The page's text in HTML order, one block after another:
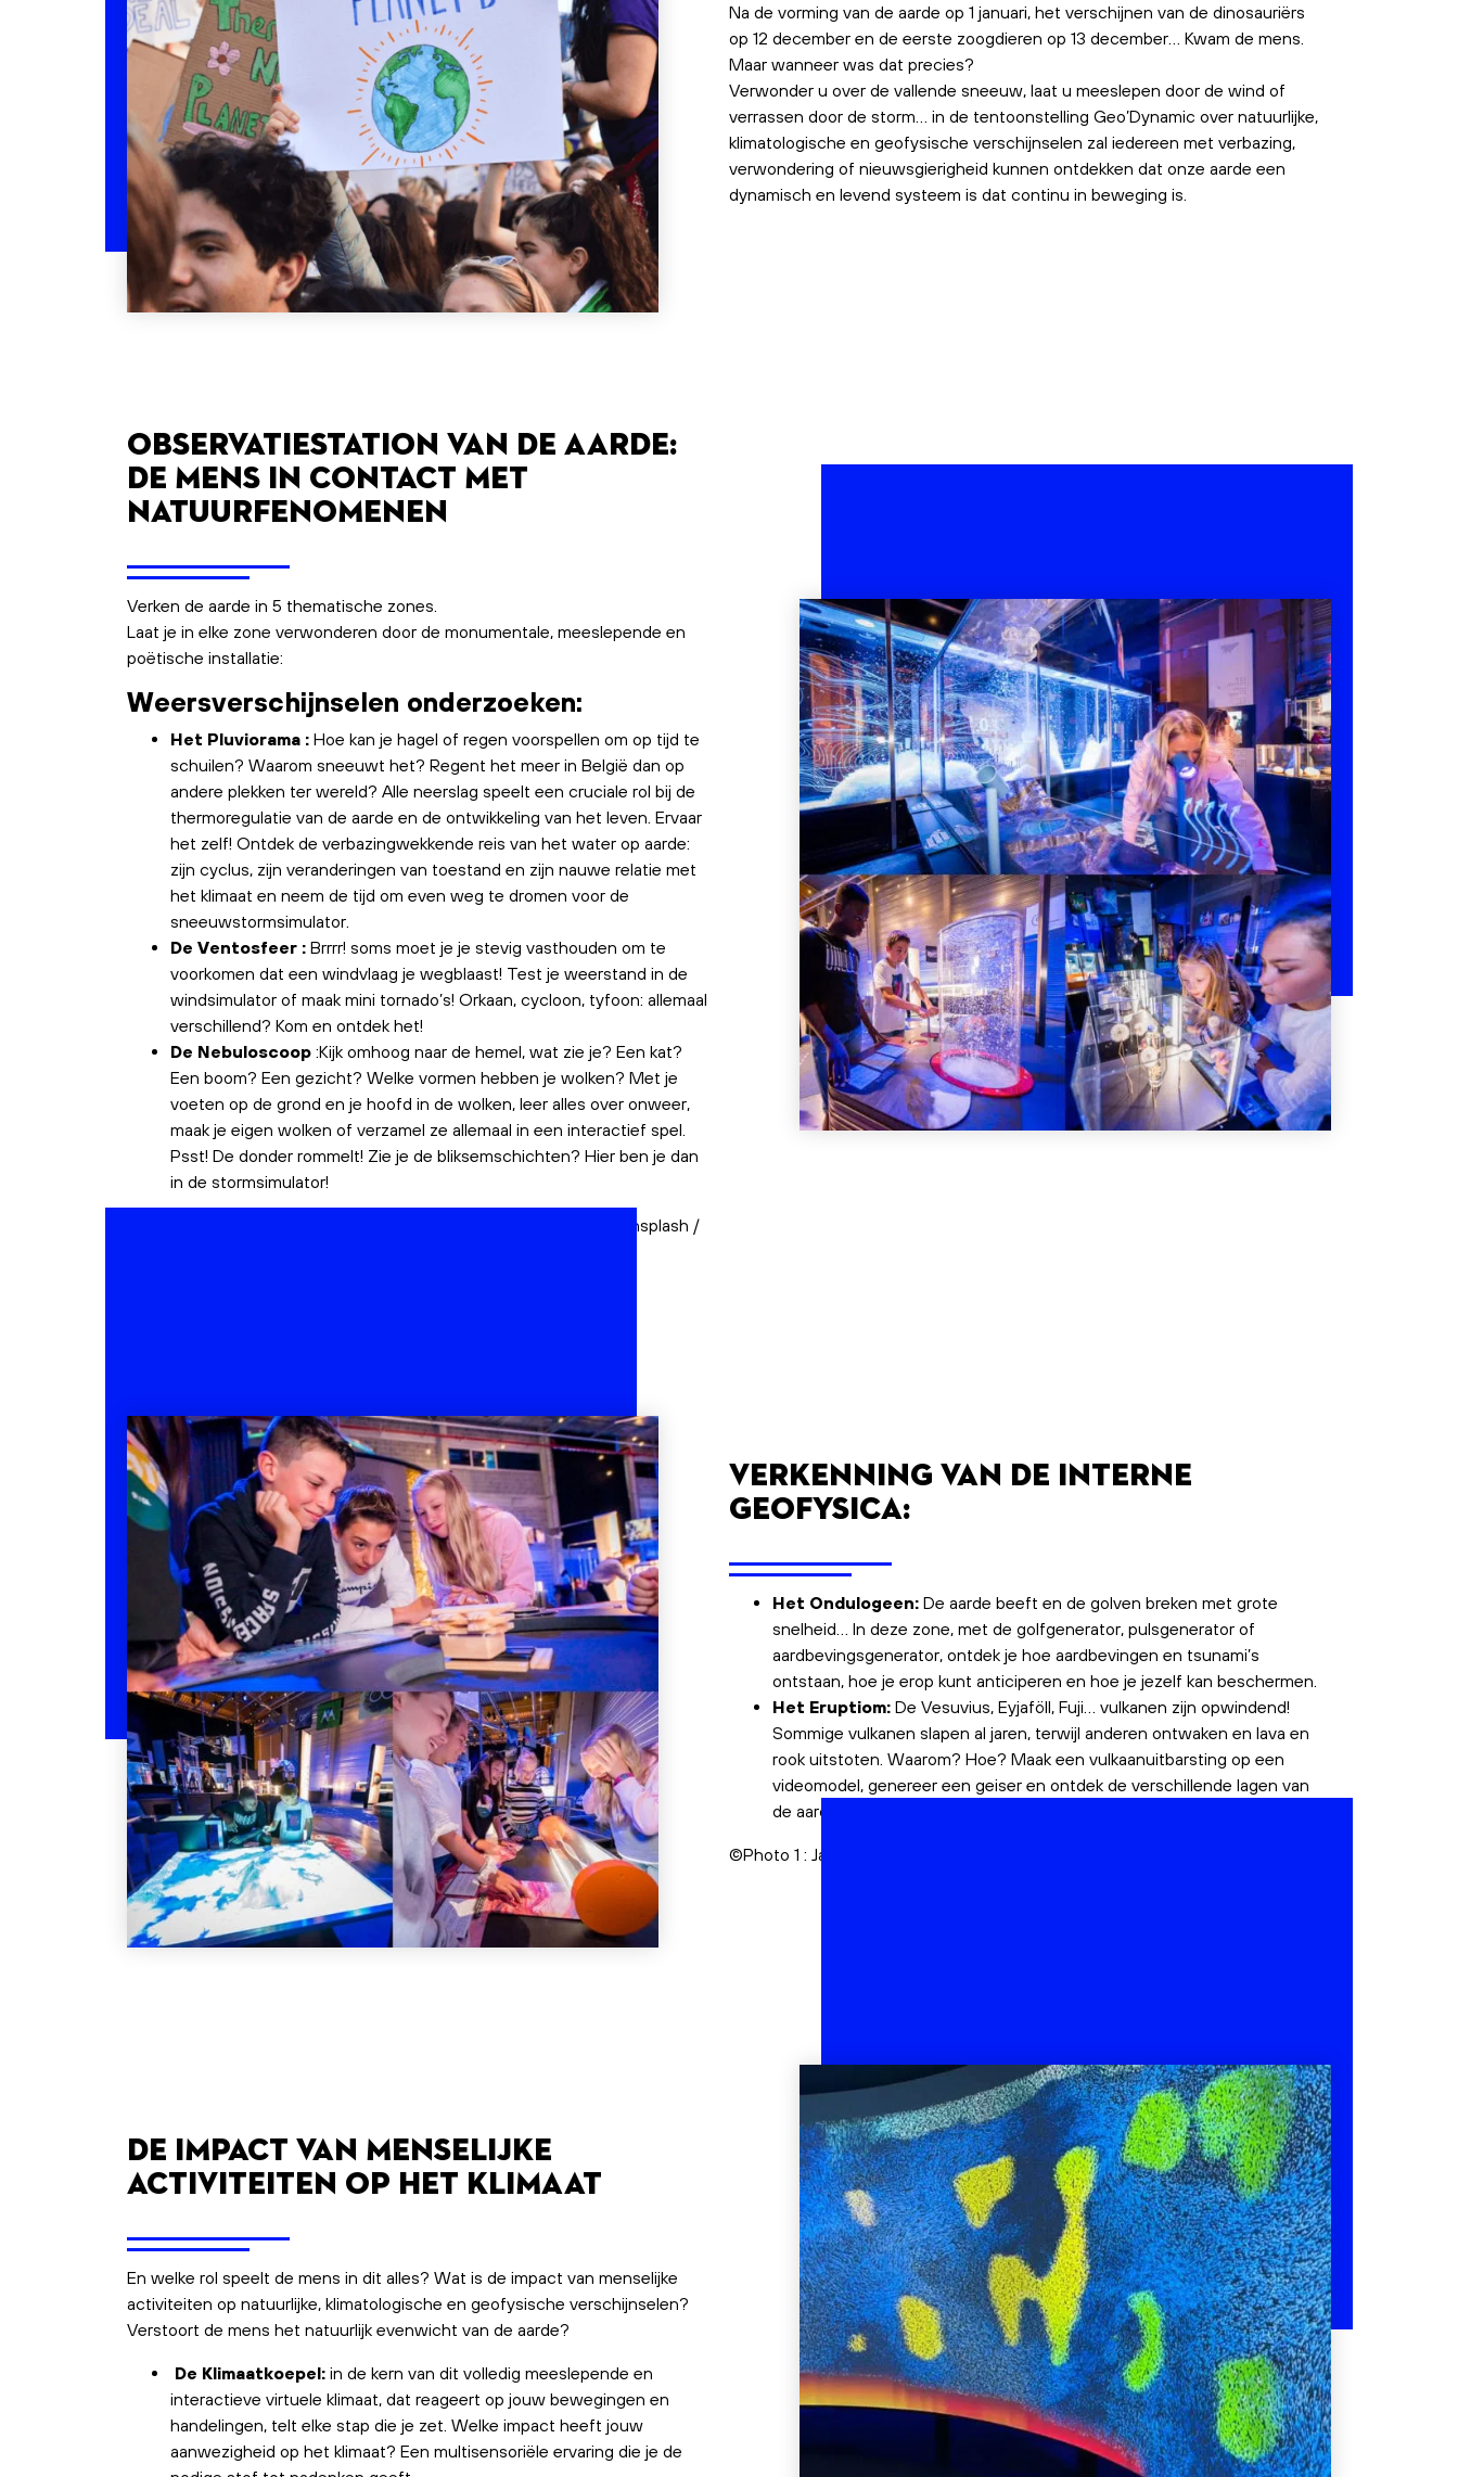
Na de vorming van de aarde op 1 januari, het verschijnen van de dinosauriërs
op 12 december en de eerste zoogdieren op 13 december… Kwam de mens.
Maar wanneer was dat precies?
Verwonder u over de vallende sneeuw, laat u meeslepen door de wind of
verrassen door de storm… in de tentoonstelling Geo’Dynamic over natuurlijke,
klimatologische en geofysische verschijnselen zal iedereen met verbazing,
verwondering of nieuwsgierigheid kunnen ontdekken dat onze aarde een
dynamisch en levend systeem is dat continu in beweging is.
Observatiestation van de aarde:
de mens in contact met
natuurfenomenen
Verken de aarde in 5 thematische zones.
Laat je in elke zone verwonderen door de monumentale, meeslepende en
poëtische installatie:
Weersverschijnselen onderzoeken:
Het Pluviorama : Hoe kan je hagel of regen voorspellen om op tijd te
schuilen? Waarom sneeuwt het? Regent het meer in België dan op
andere plekken ter wereld? Alle neerslag speelt een cruciale rol bij de
thermoregulatie van de aarde en de ontwikkeling van het leven. Ervaar
het zelf! Ontdek de verbazingwekkende reis van het water op aarde:
zijn cyclus, zijn veranderingen van toestand en zijn nauwe relatie met
het klimaat en neem de tijd om even weg te dromen voor de
sneeuwstormsimulator.
De Ventosfeer : Brrrr! soms moet je je stevig vasthouden om te
voorkomen dat een windvlaag je wegblaast! Test je weerstand in de
windsimulator of maak mini tornado’s! Orkaan, cycloon, tyfoon: allemaal
verschillend? Kom en ontdek het!
De Nebuloscoop :Kijk omhoog naar de hemel, wat zie je? Een kat?
Een boom? Een gezicht? Welke vormen hebben je wolken? Met je
voeten op de grond en je hoofd in de wolken, leer alles over onweer,
maak je eigen wolken of verzamel ze allemaal in een interactief spel.
Psst! De donder rommelt! Zie je de bliksemschichten? Hier ben je dan
in de stormsimulator!
©Photo 1-2 : USGS sur Unsplash / Photo 3 : Breno Machado sur Unsplash /
Verkenning van de interne
geofysica:
Het Ondulogeen: De aarde beeft en de golven breken met grote
snelheid… In deze zone, met de golfgenerator, pulsgenerator of
aardbevingsgenerator, ontdek je hoe aardbevingen en tsunami’s
ontstaan, hoe je erop kunt anticiperen en hoe je jezelf kan beschermen.
Het Eruptiom: De Vesuvius, Eyjaföll, Fuji… vulkanen zijn opwindend!
Sommige vulkanen slapen al jaren, terwijl anderen ontwaken en lava en
rook uitstoten. Waarom? Hoe? Maak een vulkaanuitbarsting op een
videomodel, genereer een geiser en ontdek de verschillende lagen van
de aarde.
©Photo 1 : James_Eades sur Unsplash / Photo 2 – 3 : NASA
De impact van menselijke
activiteiten op het klimaat
En welke rol speelt de mens in dit alles? Wat is de impact van menselijke
activiteiten op natuurlijke, klimatologische en geofysische verschijnselen?
Verstoort de mens het natuurlijk evenwicht van de aarde?
De Klimaatkoepel: in de kern van dit volledig meeslepende en
interactieve virtuele klimaat, dat reageert op jouw bewegingen en
handelingen, telt elke stap die je zet. Welke impact heeft jouw
aanwezigheid op het klimaat? Een multisensoriële ervaring die je de